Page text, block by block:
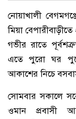
নোয়াখালী
মিয়া
গভীর রাতে
এতে পুরো ঘর
আকাশের নিচে
সোমবার সকালে
ওমান প্রবাসী